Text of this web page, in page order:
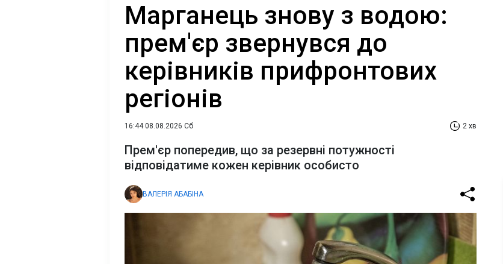
Марганець знову з водою:
прем'єр звернувся до
керівників прифронтових
регіонів
16:44 08.08.2026 Сб 2 хв
Прем'єр попередив, що за резервні потужності
відповідатиме кожен керівник особисто
ВАЛЕРІЯ АБАБІНА